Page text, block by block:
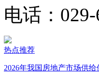
电话：029-
热点推荐
2026年我国房地产市场供